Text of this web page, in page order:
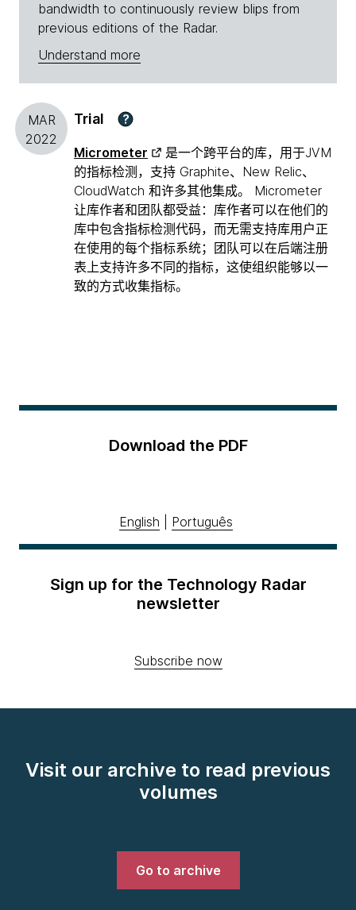
bandwidth to continuously review blips from
previous editions of the Radar.
Understand more
MAR
2022
Trial ?
Micrometer
是一个跨平台的库，用于JVM
的指标检测，支持 Graphite、New Relic、
CloudWatch 和许多其他集成。 Micrometer
让库作者和团队都受益：库作者可以在他们的
库中包含指标检测代码，而无需支持库用户正
在使用的每个指标系统；团队可以在后端注册
表上支持许多不同的指标，这使组织能够以一
致的方式收集指标。
Download the PDF
English Português
Sign up for the Technology Radar
newsletter
Subscribe now
Visit our archive to read previous
volumes
Go to archive